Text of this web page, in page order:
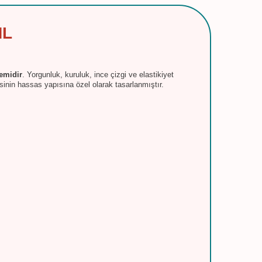
. Yorgunluk, kuruluk, ince çizgi ve elastikiyet
hassas yapısına özel olarak tasarlanmıştır.